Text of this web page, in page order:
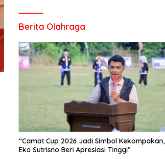
Berita Olahraga
“Camat Cup 2026 Jadi Simbol Kekompakan,
Eko Sutrisno Beri Apresiasi Tinggi”